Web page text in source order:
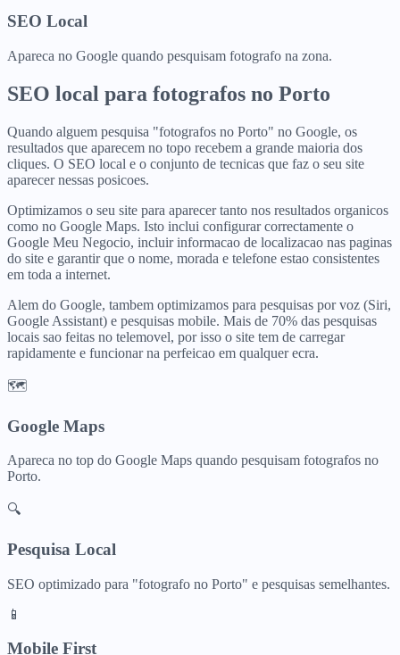
SEO Local
Apareca no Google quando pesquisam fotografo na zona.
SEO local para fotografos no Porto
Quando alguem pesquisa "fotografos no Porto" no Google, os
resultados que aparecem no topo recebem a grande maioria dos
cliques. O SEO local e o conjunto de tecnicas que faz o seu site
aparecer nessas posicoes.
Optimizamos o seu site para aparecer tanto nos resultados organicos
como no Google Maps. Isto inclui configurar correctamente o
Google Meu Negocio, incluir informacao de localizacao nas paginas
do site e garantir que o nome, morada e telefone estao consistentes
em toda a internet.
Alem do Google, tambem optimizamos para pesquisas por voz (Siri,
Google Assistant) e pesquisas mobile. Mais de 70% das pesquisas
locais sao feitas no telemovel, por isso o site tem de carregar
rapidamente e funcionar na perfeicao em qualquer ecra.
🗺️
Google Maps
Apareca no top do Google Maps quando pesquisam fotografos no
Porto.
🔍
Pesquisa Local
SEO optimizado para "fotografo no Porto" e pesquisas semelhantes.
📱
Mobile First